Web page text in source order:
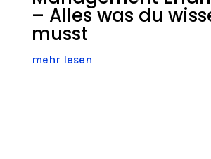
– Alles was du
musst
mehr lesen